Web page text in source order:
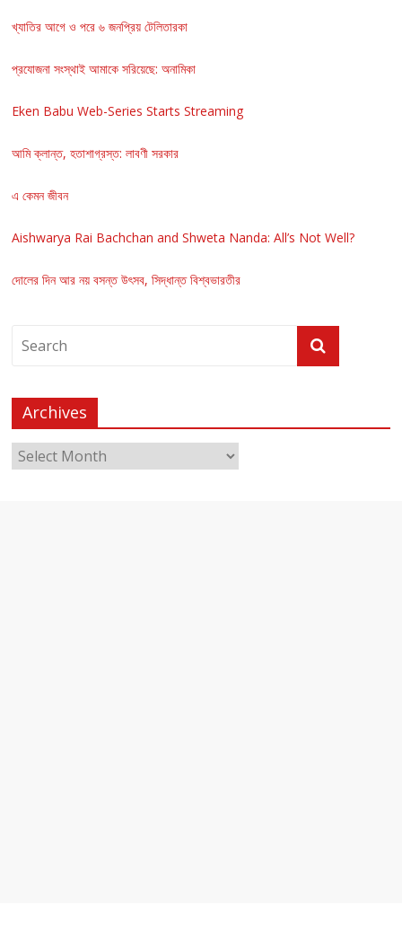
খ্যাতির আগে ও পরে ৬ জনপ্রিয় টেলিতারকা
প্রযোজনা সংস্থাই আমাকে সরিয়েছে: অনামিকা
Eken Babu Web-Series Starts Streaming
আমি ক্লান্ত, হতাশাগ্রস্ত: লাবণী সরকার
এ কেমন জীবন
Aishwarya Rai Bachchan and Shweta Nanda: All’s Not Well?
দোলের দিন আর নয় বসন্ত উৎসব, সিদ্ধান্ত বিশ্বভারতীর
Archives